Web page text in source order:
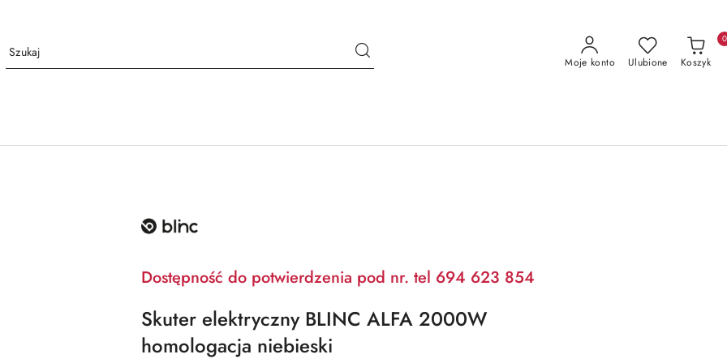
Moje konto Ulubione Koszyk
0
PRODUCENTA:
BLINC
Dostępność do potwierdzenia pod nr. tel 694 623 854
Skuter elektryczny BLINC ALFA 2000W
homologacja niebieski